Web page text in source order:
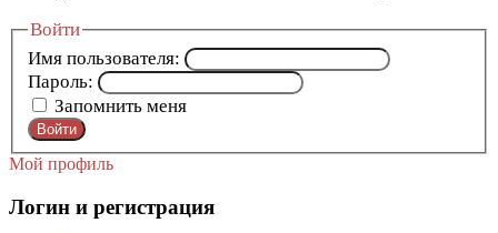
Войти
Имя пользователя:
Пароль:
Запомнить меня
Войти
Мой профиль
Логин и регистрация